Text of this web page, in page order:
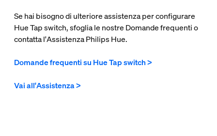
Se hai bisogno di ulteriore assistenza per configurare
Hue Tap switch, sfoglia le nostre Domande frequenti o
contatta l'Assistenza Philips Hue.
Domande frequenti su Hue Tap switch >
Vai all'Assistenza >